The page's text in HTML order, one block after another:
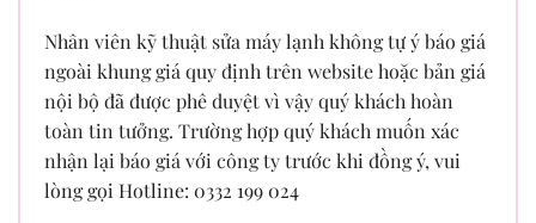
Nhân viên kỹ thuật sửa máy lạnh không tự ý báo giá
ngoài khung giá quy định trên website hoặc bản giá
nội bộ đã được phê duyệt vì vậy quý khách hoàn
toàn tin tưởng. Trường hợp quý khách muốn xác
nhận lại báo giá với công ty trước khi đồng ý, vui
lòng gọi Hotline: 0332 199 024